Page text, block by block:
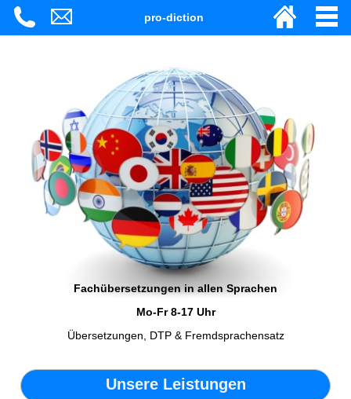
pro-diction
Fachübersetzungen in allen Sprachen
Mo-Fr 8-17 Uhr
Übersetzungen, DTP & Fremdsprachensatz
Unsere Leistungen